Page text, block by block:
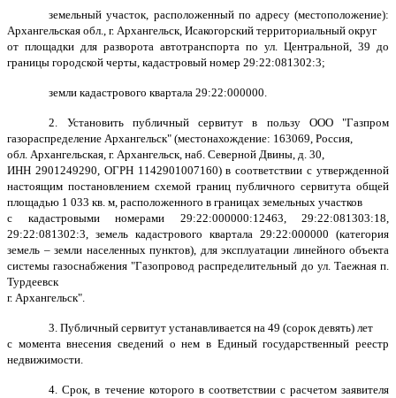
земельный участок, расположенный по адресу (местоположение):
Архангельская обл., г. Архангельск, Исакогорский территориальный округ
от площадки для разворота автотранспорта по ул. Центральной, 39 до
границы городской черты, кадастровый номер 29:22:081302:3;
земли кадастрового квартала 29:22:000000.
2. Установить публичный сервитут в пользу ООО "Газпром
газораспределение Архангельск" (местонахождение: 163069, Россия,
обл. Архангельская, г. Архангельск, наб. Северной Двины, д. 30,
ИНН 2901249290, ОГРН 1142901007160) в соответствии с утвержденной
настоящим постановлением схемой границ публичного сервитута общей
площадью 1 033 кв. м, расположенного в границах земельных участков
с кадастровыми номерами 29:22:000000:12463, 29:22:081303:18,
29:22:081302:3, земель кадастрового квартала 29:22:000000 (категория
земель – земли населенных пунктов), для эксплуатации линейного объекта
системы газоснабжения "Газопровод распределительный до ул. Таежная п.
Турдеевск
г. Архангельск".
3. Публичный сервитут устанавливается на 49 (сорок девять) лет
с момента внесения сведений о нем в Единый государственный реестр
недвижимости.
4. Срок, в течение которого в соответствии с расчетом заявителя